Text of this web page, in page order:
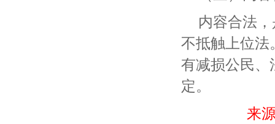
内容合法
不抵触上位法
有减损公民、
定。
来